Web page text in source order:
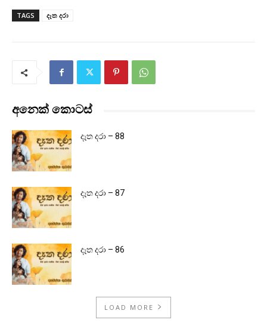
TAGS දෑත දරා
අනෙක් කොටස්
දෑත දරා – 88
දෑත දරා – 87
දෑත දරා – 86
LOAD MORE